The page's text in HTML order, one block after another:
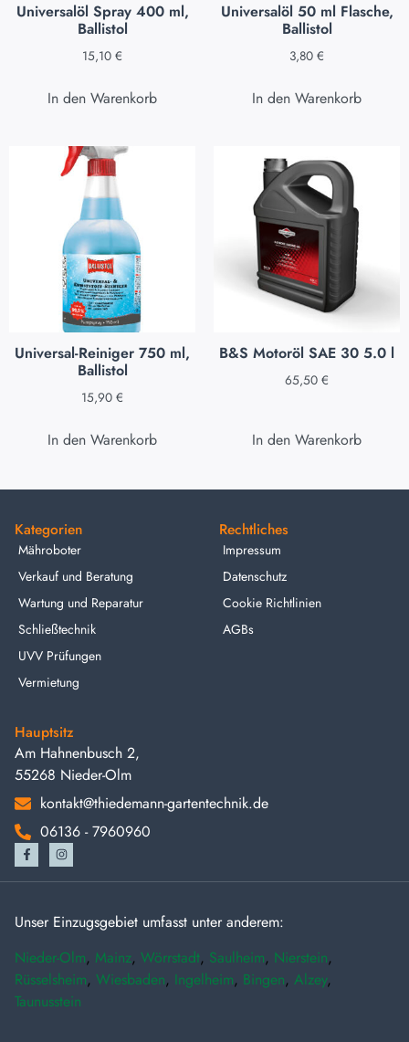
Universalöl Spray 400 ml,
Ballistol
15,10 €
In den Warenkorb
Universalöl 50 ml Flasche,
Ballistol
3,80 €
In den Warenkorb
Universal-Reiniger 750 ml,
Ballistol
15,90 €
In den Warenkorb
B&S Motoröl SAE 30 5.0 l
65,50 €
In den Warenkorb
Kategorien
Mähroboter
Verkauf und Beratung
Wartung und Reparatur
Schließtechnik
UVV Prüfungen
Vermietung
Rechtliches
Impressum
Datenschutz
Cookie Richtlinien
AGBs
Hauptsitz
Am Hahnenbusch 2,
55268 Nieder-Olm
kontakt@thiedemann-gartentechnik.de
06136 - 7960960
Unser Einzugsgebiet umfasst unter anderem:
Nieder-Olm, Mainz, Wörrstadt, Saulheim, Nierstein,
Rüsselsheim, Wiesbaden, Ingelheim, Bingen, Alzey,
Taunusstein